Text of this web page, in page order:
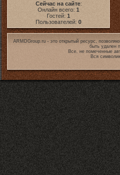
Сейчас на сайте:
Онлайн всего: 1
Гостей: 1
Пользователей: 0
ARMDGroup.ru - это открытый ресурс,
быть удален
Все, не помеченные
Вся